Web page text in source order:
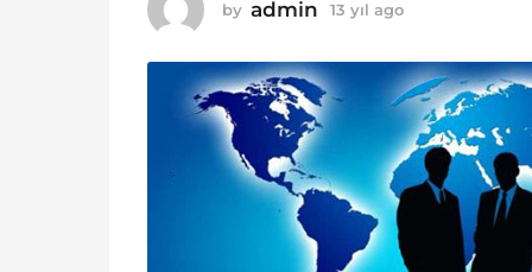
by admin 13 yıl ago
ı
l
g
o